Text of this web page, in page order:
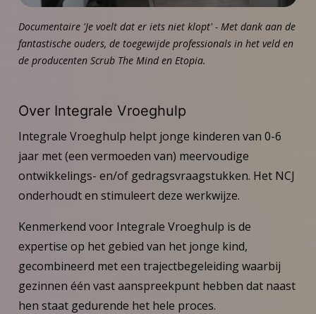
Documentaire 'Je voelt dat er iets niet klopt' - Met dank aan de
fantastische ouders, de toegewijde professionals in het veld en
de producenten Scrub The Mind en Etopia.
Over Integrale Vroeghulp
Integrale Vroeghulp helpt jonge kinderen van 0-6
jaar met (een vermoeden van) meervoudige
ontwikkelings- en/of gedragsvraagstukken. Het NCJ
onderhoudt en stimuleert deze werkwijze.
Kenmerkend voor Integrale Vroeghulp is de
expertise op het gebied van het jonge kind,
gecombineerd met een trajectbegeleiding waarbij
gezinnen één vast aanspreekpunt hebben dat naast
hen staat gedurende het hele proces.